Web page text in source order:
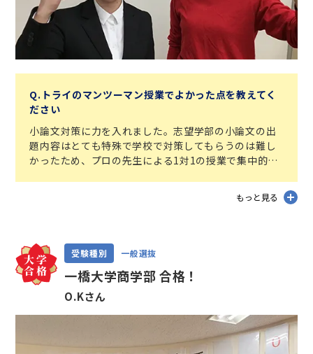
Q.トライのマンツーマン授業でよかった点を教えてく
ださい
小論文対策に力を入れました。志望学部の小論文の出
題内容はとても特殊で学校で対策してもらうのは難し
かったため、プロの先生による1対1の授業で集中的に
ら、論理的に自分の意見を述べる力がついたと思いま
対策についてもトライでの授業と自習で計画的に進め
ることができました。
もっと見る
受験種別 一般選抜
一橋大学商学部 合格！
O.Kさん